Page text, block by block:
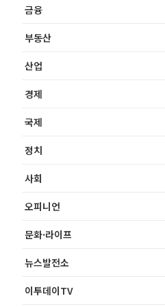
금융
부동산
산업
경제
국제
정치
사회
오피니언
문화·라이프
뉴스발전소
이투데이TV